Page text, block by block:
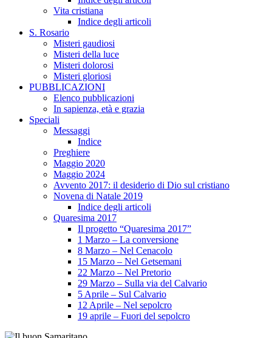
Vita cristiana
Indice degli articoli
S. Rosario
Misteri gaudiosi
Misteri della luce
Misteri dolorosi
Misteri gloriosi
PUBBLICAZIONI
Elenco pubblicazioni
In sapienza, età e grazia
Speciali
Messaggi
Indice
Preghiere
Maggio 2020
Maggio 2024
Avvento 2017: il desiderio di Dio sul cristiano
Novena di Natale 2019
Indice degli articoli
Quaresima 2017
Il progetto “Quaresima 2017”
1 Marzo – La conversione
8 Marzo – Nel Cenacolo
15 Marzo – Nel Getsemani
22 Marzo – Nel Pretorio
29 Marzo – Sulla via del Calvario
5 Aprile – Sul Calvario
12 Aprile – Nel sepolcro
19 aprile – Fuori del sepolcro